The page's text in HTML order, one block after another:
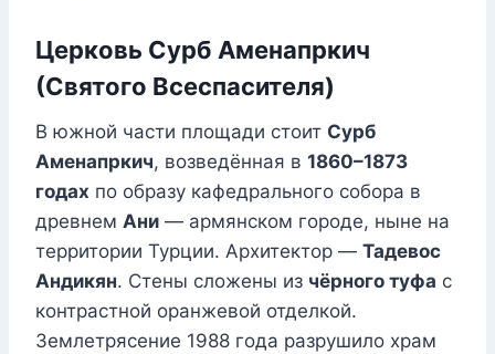
Церковь Сурб Аменапркич
(Святого Всеспасителя)
В южной части площади стоит Сурб
Аменапркич, возведённая в 1860–1873
годах по образу кафедрального собора в
древнем Ани — армянском городе, ныне на
территории Турции. Архитектор — Тадевос
Андикян. Стены сложены из чёрного туфа с
контрастной оранжевой отделкой.
Землетрясение 1988 года разрушило храм